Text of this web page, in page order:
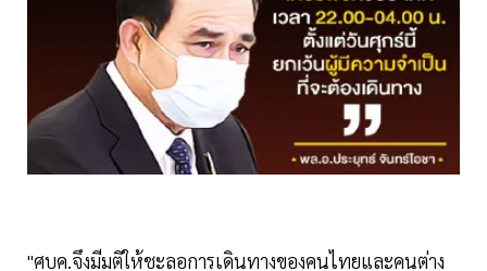
"ศบค.จึงมีมติให้ชะลอการเดินทางของคนไทยและคนต่าง